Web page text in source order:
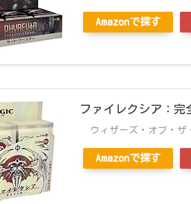
Amazonで探す
ファイレクシア：完
ウィザーズ・オブ・
Amazonで探す